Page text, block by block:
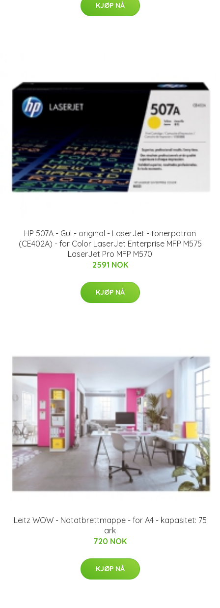
KJØP NÅ
HP 507A - Gul - original - LaserJet - tonerpatron
(CE402A) - for Color LaserJet Enterprise MFP M575
LaserJet Pro MFP M570
2591 NOK
KJØP NÅ
Leitz WOW - Notatbrettmappe - for A4 - kapasitet: 75
ark
720 NOK
KJØP NÅ